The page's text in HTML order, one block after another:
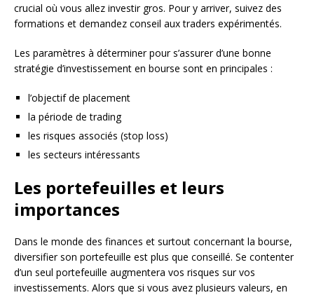
crucial où vous allez investir gros. Pour y arriver, suivez des
formations et demandez conseil aux traders expérimentés.
Les paramètres à déterminer pour s’assurer d’une bonne
stratégie d’investissement en bourse sont en principales :
l’objectif de placement
la période de trading
les risques associés (stop loss)
les secteurs intéressants
Les portefeuilles et leurs
importances
Dans le monde des finances et surtout concernant la bourse,
diversifier son portefeuille est plus que conseillé. Se contenter
d’un seul portefeuille augmentera vos risques sur vos
investissements. Alors que si vous avez plusieurs valeurs, en